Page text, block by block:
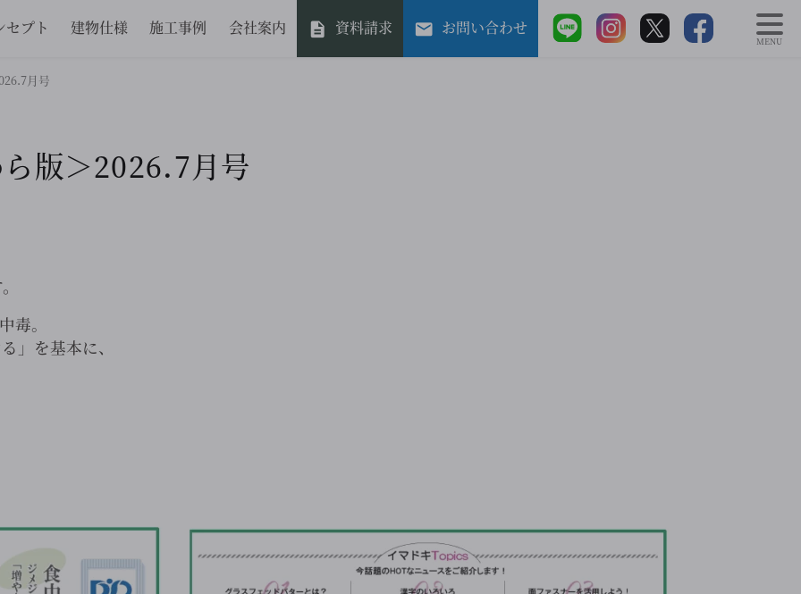
セプト 建物仕様 施工事例 会社案内 資料請求 お問い合わせ
月号
版＞2026.7月号
毒。
」を基本に、
MENU